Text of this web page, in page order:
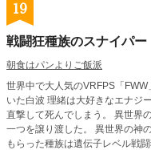
19
戦闘狂種族のスナイパー
朝食はパンよりご飯派
世界中で大人気のVRFPS「
いた白波 理緒は大好きなエナジ
直撃して死んでしまう。 異世界の神に借りがある地球の神は役立ちそうな魂の
一つを譲り渡した。 異世界の神の願いを聞く代わりに記憶があるまま転生して
もらった種族は遺伝子レベル戦闘狂！ より早く闘えるように「早熟」